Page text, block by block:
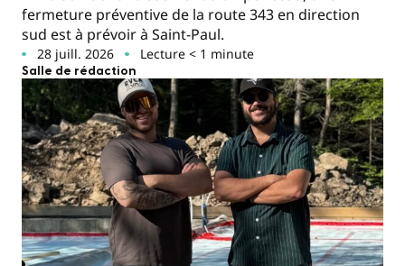
fermeture préventive de la route 343 en direction
sud est à prévoir à Saint-Paul.
28 juill. 2026 Lecture < 1 minute
Salle de rédaction